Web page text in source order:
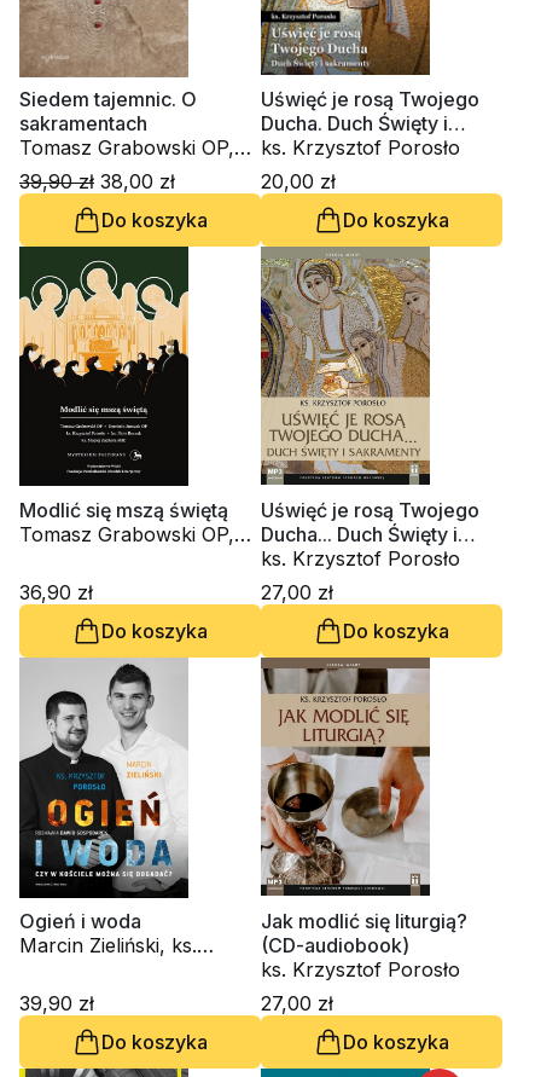
Siedem tajemnic. O
sakramentach
Tomasz Grabowski OP,
ks. Krzysztof Porosło
39,90 zł 38,00 zł
Do koszyka
Uświęć je rosą Twojego
Ducha. Duch Święty i
sakramenty
ks. Krzysztof Porosło
20,00 zł
Do koszyka
Modlić się mszą świętą
Tomasz Grabowski OP,
Krzysztof Porosło, Piotr
Roszak, ks. Maciej
Zachara MIC
36,90 zł
Do koszyka
Uświęć je rosą Twojego
Ducha... Duch Święty i
sakramenty (CD -
audiobook)
ks. Krzysztof Porosło
27,00 zł
Do koszyka
Ogień i woda
Marcin Zieliński, ks.
39,90 zł
Do koszyka
Jak modlić się liturgią?
(CD-audiobook)
ks. Krzysztof Porosło
27,00 zł
Do koszyka